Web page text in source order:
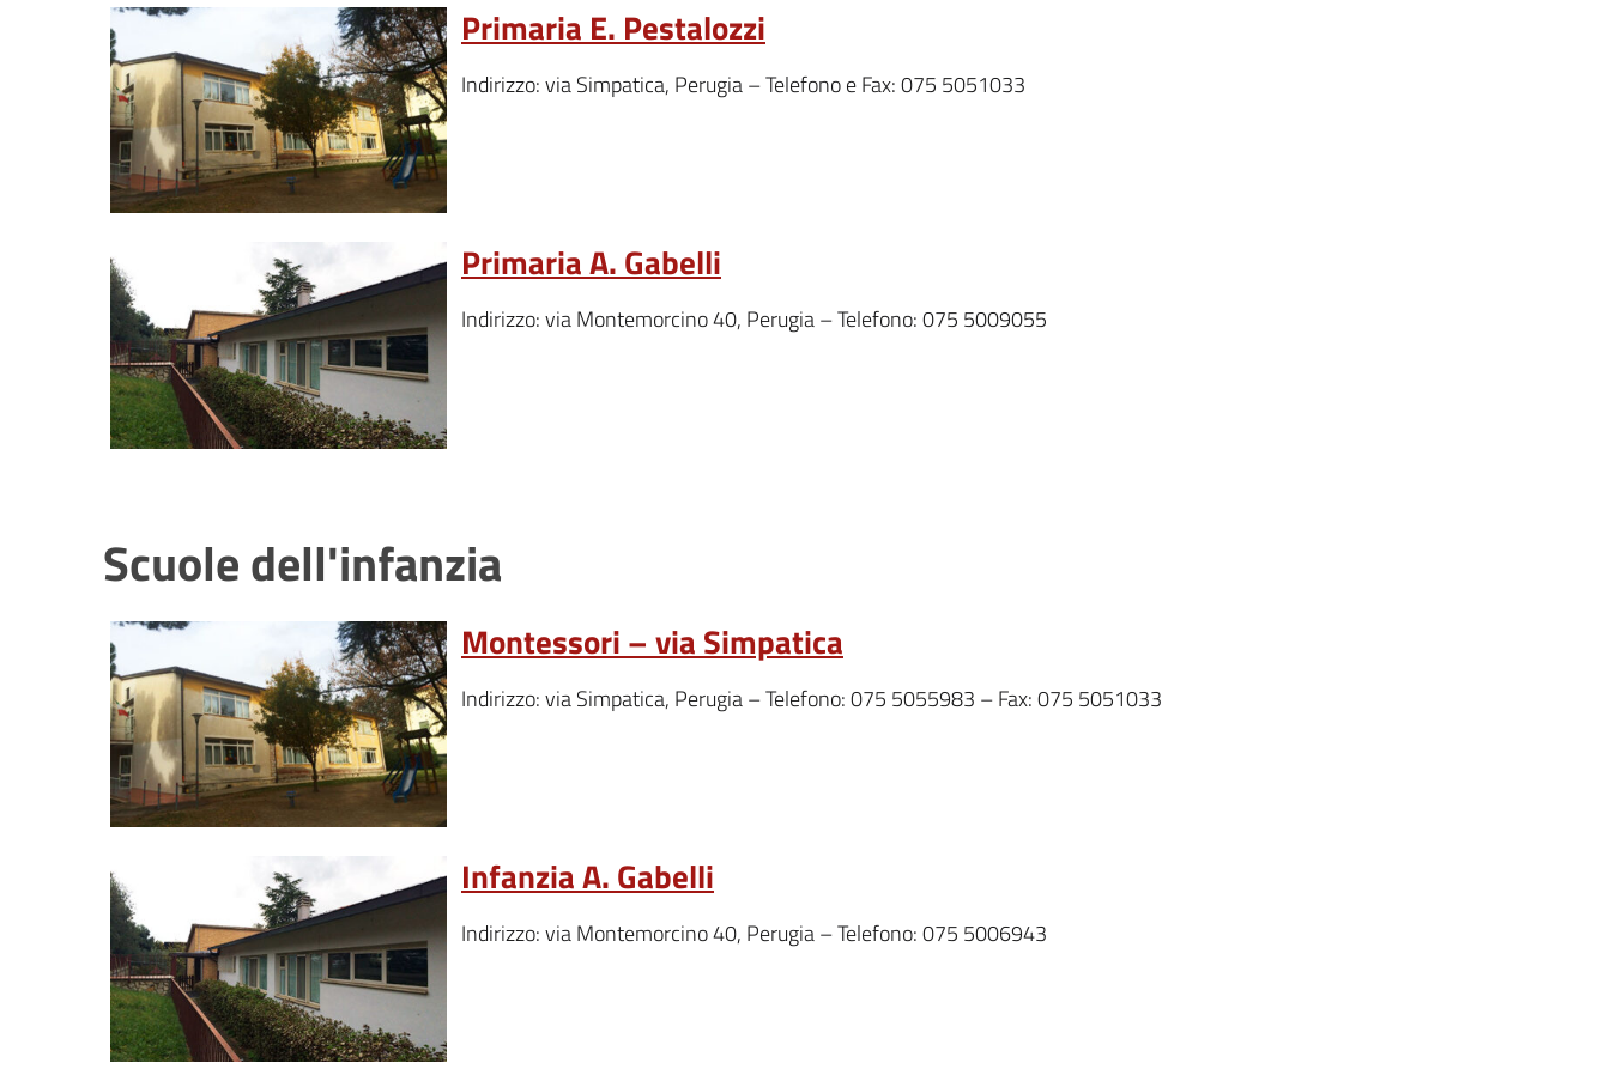
Primaria E. Pestalozzi
Indirizzo: via Simpatica, Perugia – Telefono e Fax: 075 5051033
Primaria A. Gabelli
Indirizzo: via Montemorcino 40, Perugia – Telefono: 075 5009055
Scuole dell'infanzia
Montessori – via Simpatica
Indirizzo: via Simpatica, Perugia – Telefono: 075 5055983 – Fax: 075 5051033
Infanzia A. Gabelli
Indirizzo: via Montemorcino 40, Perugia – Telefono: 075 5006943